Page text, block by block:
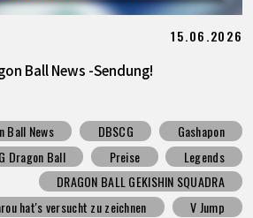
15.06.2026
Ball News -Sendung!
Ball News DBSCG
Gashapon
Dragon Ball
Preise
Legends
DRAGON BALL GEKISHIN SQUADRA
hat's versucht zu zeichnen
V Jump